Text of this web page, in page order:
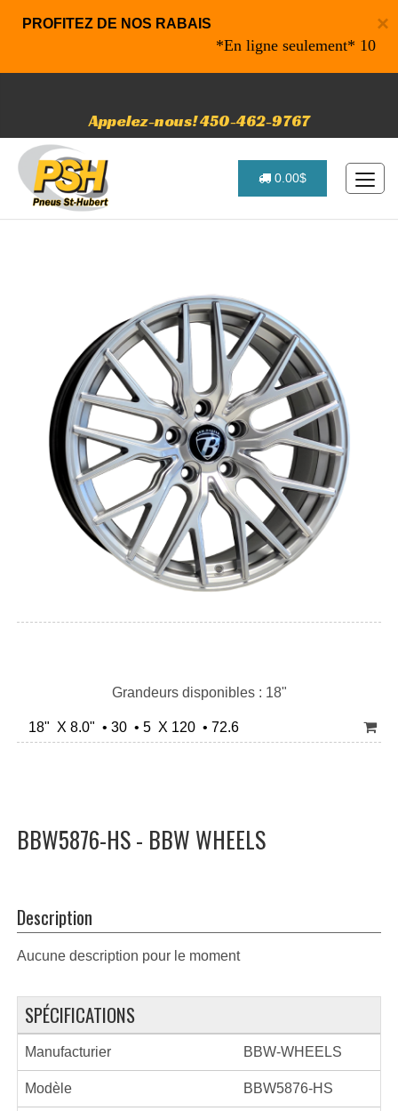
×
PROFITEZ DE NOS RABAIS
*En ligne seulement* 10% de
Appelez-nous! 450-462-9767
0.00$
Grandeurs disponibles : 18"
18" X 8.0" • 30 • 5 X 120 • 72.6
BBW5876-HS - BBW WHEELS
Description
Aucune description pour le moment
SPÉCIFICATIONS
Manufacturier BBW-WHEELS
Modèle BBW5876-HS